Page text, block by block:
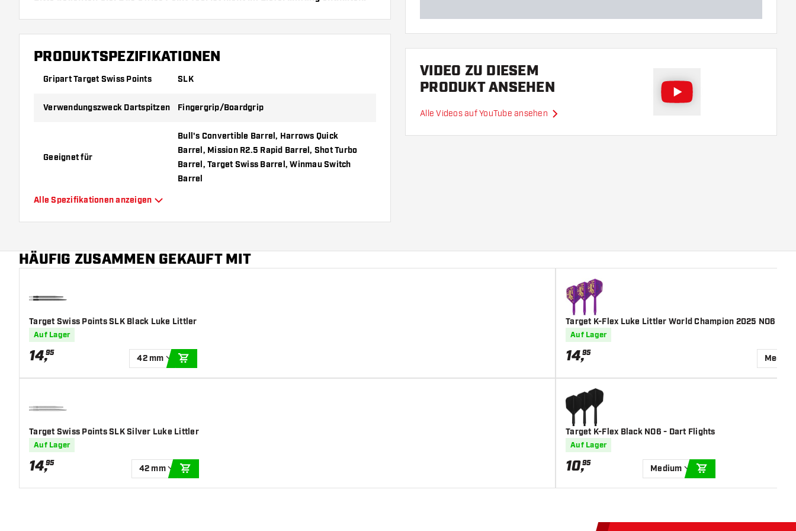
PRODUKTSPEZIFIKATIONEN
Gripart Target Swiss Points SLK
Verwendungszweck Dartspitzen Fingergrip/Boardgrip
Geeignet für
Bull's Convertible Barrel, Harrows Quick
Barrel, Mission R2.5 Rapid Barrel, Shot Turbo
Barrel, Target Swiss Barrel, Winmau Switch
Barrel
Form Dartspitzen
Gripzone Dartspitzen Überall
Länge Dartspitzen 42
Alle Spezifikationen anzeigen
VIDEO ZU DIESEM
PRODUKT ANSEHEN
Alle Videos auf YouTube ansehen
HÄUFIG ZUSAMMEN GEKAUFT MIT
Target Swiss Points SLK Black Luke Littler
Auf Lager
14,95
42 mm
Target Swiss Points SLK Silver Luke Littler
Auf Lager
14,95
42 mm
Target K-Flex Luke Littler World Champion 2025 NO6 -
Auf Lager
14,95
Medium
Target K-Flex Black NO6 - Dart Flights
Auf Lager
10,95
Medium